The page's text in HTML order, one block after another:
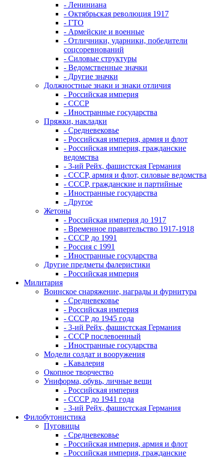
- Лениниана
- Октябрьская революция 1917
- ГТО
- Армейские и военные
- Отличники, ударники, победители
соцсоревнований
- Силовые структуры
- Ведомственные значки
- Другие значки
Должностные знаки и знаки отличия
- Российская империя
- СССР
- Иностранные государства
Пряжки, накладки
- Средневековье
- Российская империя, армия и флот
- Российская империя, гражданские
ведомства
- 3-ий Рейх, фашистская Германия
- СССР, армия и флот, силовые ведомства
- СССР, гражданские и партийные
- Иностранные государства
- Другое
Жетоны
- Российская империя до 1917
- Временное правительство 1917-1918
- СССР до 1991
- Россия с 1991
- Иностранные государства
Другие предметы фалеристики
- Российская империя
Милитария
Воинское снаряжение, награды и фурнитура
- Средневековье
- Российская империя
- СССР до 1945 года
- 3-ий Рейх, фашистская Германия
- СССР послевоенный
- Иностранные государства
Модели солдат и вооружения
- Кавалерия
Окопное творчество
Униформа, обувь, личные вещи
- Российская империя
- СССР до 1941 года
- 3-ий Рейх, фашистская Германия
Филобутонистика
Пуговицы
- Средневековье
- Российская империя, армия и флот
- Российская империя, гражданские